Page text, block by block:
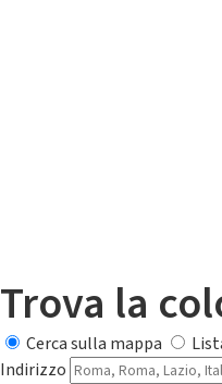
Trova la
Cerca sulla mappa
Indirizzo